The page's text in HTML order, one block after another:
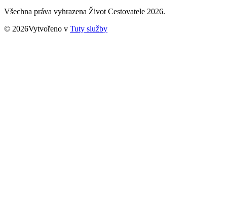
Všechna práva vyhrazena Život Cestovatele 2026.
© 2026Vytvořeno v Tuty služby